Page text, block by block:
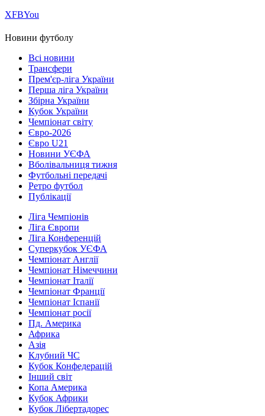
ХFBYou
Новини футболу
Всі новини
Трансфери
Прем'єр-ліга України
Перша ліга України
Збірна України
Кубок України
Чемпіонат світу
Євро-2026
Євро U21
Новини УЄФА
Вболівальниця тижня
Футбольні передачі
Ретро футбол
Публікації
Ліга Чемпіонів
Ліга Європи
Ліга Конференцій
Суперкубок УЄФА
Чемпіонат Англії
Чемпіонат Німеччини
Чемпіонат Італії
Чемпіонат Франції
Чемпіонат Іспанії
Чемпіонат росії
Пд. Америка
Африка
Азія
Клубний ЧС
Кубок Конфедерацій
Інший світ
Копа Америка
Кубок Африки
Кубок Лібертадорес